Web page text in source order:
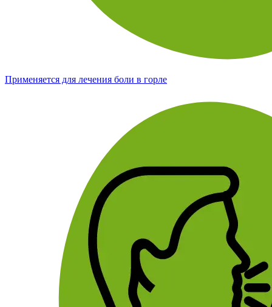
Применяется для лечения боли в горле